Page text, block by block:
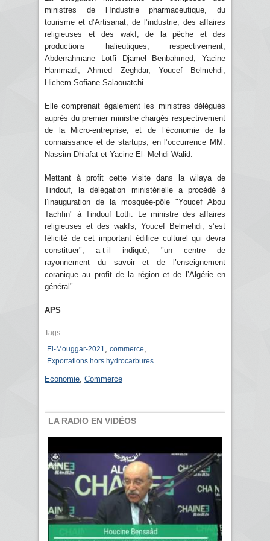
ministres de l’Industrie pharmaceutique, du
tourisme et d’Artisanat, de l’industrie, des affaires
religieuses et des wakf, de la pêche et des
productions halieutiques, respectivement,
Abderrahmane Lotfi Djamel Benbahmed, Yacine
Hammadi, Ahmed Zeghdar, Youcef Belmehdi,
Hichem Sofiane Salaouatchi.
Elle comprenait également les ministres délégués
auprès du premier ministre chargés respectivement
de la Micro-entreprise, et de l’économie de la
connaissance et de startups, en l’occurrence MM.
Nassim Dhiafat et Yacine El- Mehdi Walid.
Mettant à profit cette visite dans la wilaya de
Tindouf, la délégation ministérielle a procédé à
l’inauguration de la mosquée-pôle "Youcef Abou
Tachfin" à Tindouf Lotfi. Le ministre des affaires
religieuses et des wakfs, Youcef Belmehdi, s’est
félicité de cet important édifice culturel qui devra
constituer", a-t-il indiqué, "un centre de
rayonnement du savoir et de l’enseignement
coranique au profit de la région et de l’Algérie en
général".
APS
Tags:
El-Mouggar-2021
commerce
Exportations hors hydrocarbures
Economie Commerce
LA RADIO EN VIDÉOS